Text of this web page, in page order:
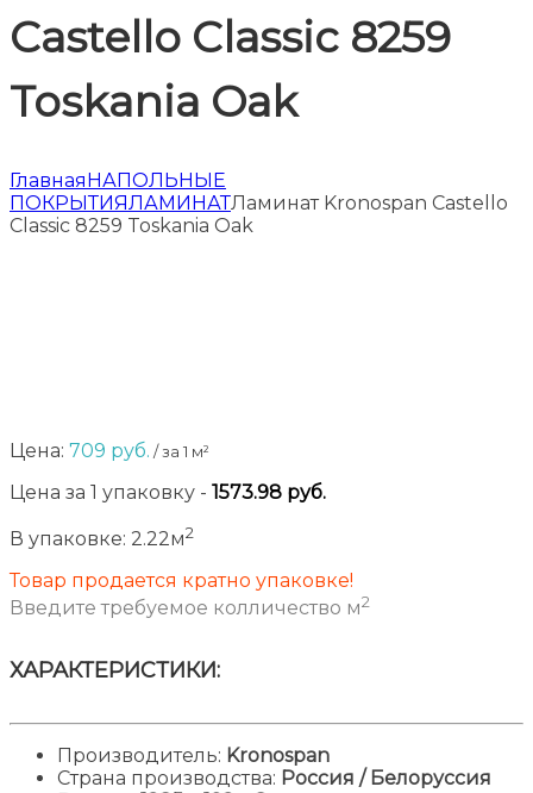
Castello Classic 8259
Toskania Oak
ГлавнаяНАПОЛЬНЫЕ
ПОКРЫТИЯЛАМИНАТЛаминат Kronospan Castello
Classic 8259 Toskania Oak
Цена: 709 руб. / за 1 м²
Цена за 1 упаковку - 1573.98 руб.
В упаковке: 2.22м2
Товар продается кратно упаковке!
Введите требуемое колличество м2
ХАРАКТЕРИСТИКИ:
Производитель: Kronospan
Страна производства: Россия / Белоруссия